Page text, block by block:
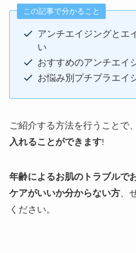
この記事で分かること
アンチエイジングとエ
い
おすすめのアンチエイ
お悩み別プチプラエイ
ご紹介する方法を行うことで、
入れることができます!
年齢によるお肌のトラブルで
ケアがいいか分からない方、
ください。